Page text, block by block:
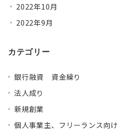
2022年10月
2022年9月
カテゴリー
銀行融資 資金繰り
法人成り
新規創業
個人事業主、フリーランス向け